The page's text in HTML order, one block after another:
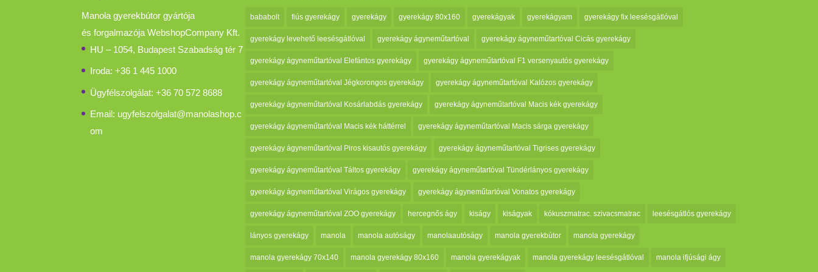
Manola gyerekbútor gyártója
és forgalmazója WebshopCompany Kft.
HU – 1054, Budapest Szabadság tér 7
Iroda: +36 1 445 1000
Ügyfélszolgálat: +36 70 572 8688
Email: ugyfelszolgalat@manolashop.c
om
bababolt fiús gyerekágy gyerekágy gyerekágy 80x160 gyerekágyak gyerekágyam gyerekágy fix leesésgátlóval
gyerekágy levehető leesésgátlóval gyerekágy ágyneműtartóval gyerekágy ágyneműtartóval Cicás gyerekágy
gyerekágy ágyneműtartóval Elefántos gyerekágy gyerekágy ágyneműtartóval F1 versenyautós gyerekágy
gyerekágy ágyneműtartóval Jégkorongos gyerekágy gyerekágy ágyneműtartóval Kalózos gyerekágy
gyerekágy ágyneműtartóval Kosárlabdás gyerekágy gyerekágy ágyneműtartóval Macis kék gyerekágy
gyerekágy ágyneműtartóval Macis kék háttérrel gyerekágy ágyneműtartóval Macis sárga gyerekágy
gyerekágy ágyneműtartóval Piros kisautós gyerekágy gyerekágy ágyneműtartóval Tigrises gyerekágy
gyerekágy ágyneműtartóval Táltos gyerekágy gyerekágy ágyneműtartóval Tündérlányos gyerekágy
gyerekágy ágyneműtartóval Virágos gyerekágy gyerekágy ágyneműtartóval Vonatos gyerekágy
gyerekágy ágyneműtartóval ZOO gyerekágy hercegnős ágy kiságy kiságyak kókuszmatrac. szivacsmatrac leesésgátlós gyerekágy
lányos gyerekágy manola manola autóságy manolaautóságy manola gyerekbútor manola gyerekágy
manola gyerekágy 70x140 manola gyerekágy 80x160 manola gyerekágyak manola gyerekágy leesésgátlóval manola ifjúsági ágy